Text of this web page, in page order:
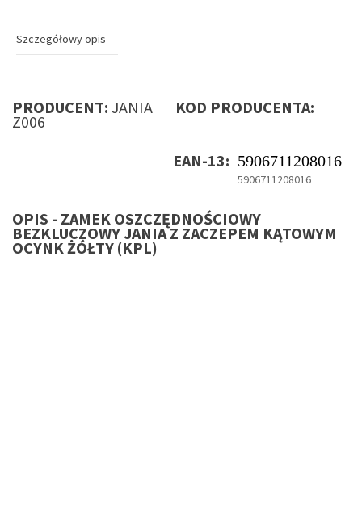
Szczegółowy opis
PRODUCENT: JANIA KOD PRODUCENTA:
Z006
EAN-13: 5906711208016
5906711208016
OPIS - ZAMEK OSZCZĘDNOŚCIOWY
BEZKLUCZOWY JANIA Z ZACZEPEM KĄTOWYM
OCYNK ŻÓŁTY (KPL)